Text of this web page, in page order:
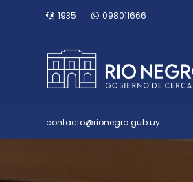
1935 098011666
contacto@rionegro.gub.uy